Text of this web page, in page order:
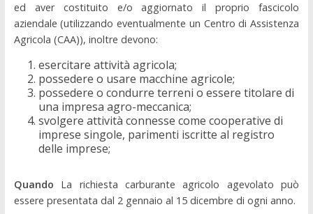
ed aver costituito e/o aggiornato il proprio fascicolo
aziendale (utilizzando eventualmente un Centro di Assistenza
Agricola (CAA)), inoltre devono:
esercitare attività agricola;
possedere o usare macchine agricole;
possedere o condurre terreni o essere titolare di
una impresa agro-meccanica;
svolgere attività connesse come cooperative di
imprese singole, parimenti iscritte al registro
delle imprese;
Quando La richiesta carburante agricolo agevolato può
essere presentata dal 2 gennaio al 15 dicembre di ogni anno.